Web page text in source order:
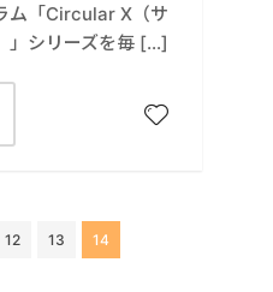
ム「Circular X（サ
」シリーズを毎 […]
12 13 14